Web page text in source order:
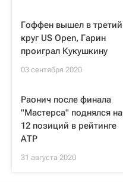
Гоффен вышел в третий
круг US Open, Гарин
проиграл Кукушкину
03 сентября 2020
Раонич после финала
"Мастерса" поднялся на
12 позиций в рейтинге
АТР
31 августа 2020